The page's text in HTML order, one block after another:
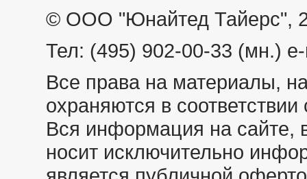
© ООО "Юнайтед Тайерс",
Тел: (495) 902-00-33 (мн.)
Все права на материалы,
охраняются в
Вся информация на сайте,
носит исключительно